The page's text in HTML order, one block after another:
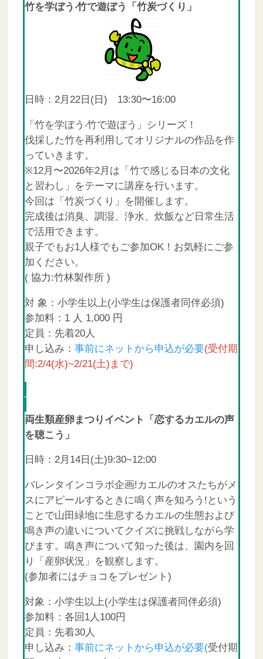
竹を学ぼう‧竹で遊ぼう「竹炭づくり」
日時：2月22日(日) 13:30〜16:00
「竹を学ぼう‧竹で遊ぼう」シリーズ！
伐採した竹を再利用してオリジナルの作品を作
っていきます。
※12月〜2026年2月は「竹で感じる日本の文化
と習わし」をテーマに講座を行います。
今回は「竹炭づくり」を開催します。
完成後は消臭、調湿、浄水、炊飯など日常生活
で活用できます。
親子でもお1人様でもご参加OK！お気軽にご参
加ください。
( 協力:竹林製作所 )
対 象：小学生以上(小学生は保護者同伴必須)
参加料：1 人 1,000 円
定員：先着20人
申し込み： 事前にネットから申込が必要(受付期
間:2/4(水)~2/21(土)まで)
両生類産卵まつりイベント「恋するカエルの声
を聴こう」
日時：2月14日(土)9:30~12:00
バレンタインコラボ企画!カエルのオスたちがメ
スにアピールするときに鳴く声を知ろう!という
ことで山田緑地に生息するカエルの生態および
鳴き声の違いについてクイズに挑戦しながら学
びます。鳴き声について知った後は、園内を回
り「産卵状況」を観察します。
(参加者にはチョコをプレゼント)
対象：小学生以上(小学生は保護者同伴必須)
参加料：各回1人100円
定員：先着30人
申し込み： 事前にネットから申込が必要(受付期